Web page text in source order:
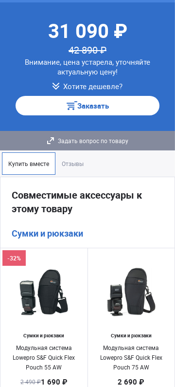
31 090 ₽
42 890 ₽
Внимание, цена устарела, уточняйте
актуальную цену!
Хотите дешевле?
Заказать
Задать вопрос по товару
Купить вместе Отзывы
Совместимые аксессуары к
этому товару
Сумки и рюкзаки
Сумки и рюкзаки
Модульная система
Lowepro S&F Quick Flex
Pouch 55 AW
-32%
2 490 ₽1 690 ₽
Сумки и рюкзаки
Модульная система
Lowepro S&F Quick Flex
Pouch 75 AW
2 690 ₽